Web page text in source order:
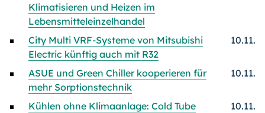
Klimatisieren und Heizen im
Lebensmitteleinzelhandel
City Multi VRF-Systeme von Mitsubishi
Electric künftig auch mit R32
10.11.
ASUE und Green Chiller kooperieren für
mehr Sorptionstechnik
10.11.
Kühlen ohne Klimaanlage: Cold Tube
10.11.